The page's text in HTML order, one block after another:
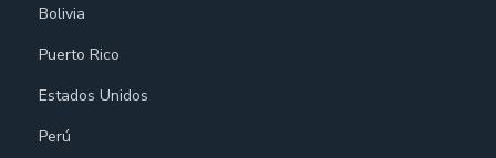
Bolivia
Puerto Rico
Estados Unidos
Perú